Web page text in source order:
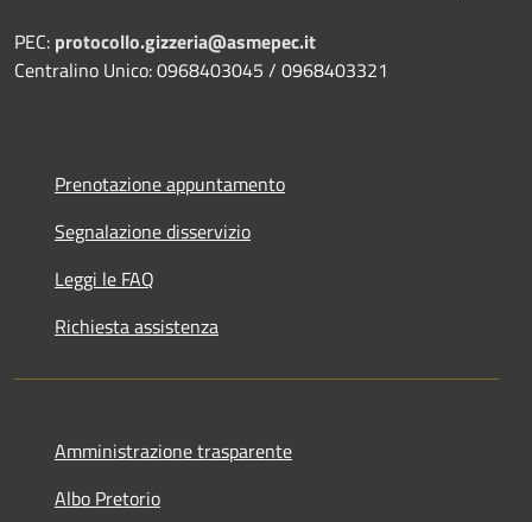
PEC: protocollo.gizzeria@asmepec.it
Centralino Unico: 0968403045 / 0968403321
Prenotazione appuntamento
Segnalazione disservizio
Leggi le FAQ
Richiesta assistenza
Amministrazione trasparente
Albo Pretorio